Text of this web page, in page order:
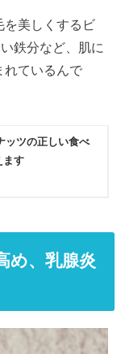
を美しくするビ
鉄分など、肌に
れているんで
ッツの正しい食べ
ます
め、乳腺炎